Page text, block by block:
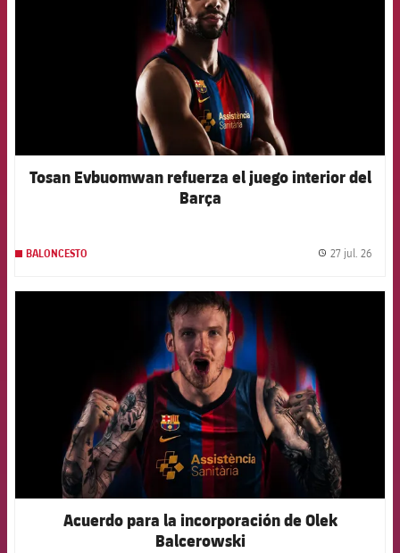
Tosan Evbuomwan refuerza el juego interior del
Barça
BALONCESTO 27 jul. 26
FCB Barcelona badge
Acuerdo para la incorporación de Olek
Balcerowski